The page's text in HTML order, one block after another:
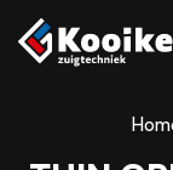
Zuigtechniek